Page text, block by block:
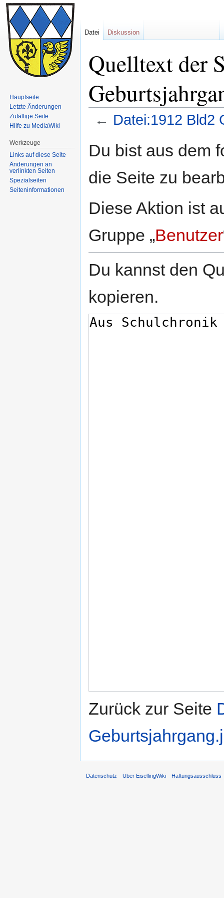
Quelltext der
← Datei:1912 Bld2
Navigation
Suche
Du bist aus dem
die Seite zu
Diese Aktion ist
Gruppe „Benutzer
Du kannst den
kopieren.
Zurück zur Seite
Datei Diskussion
Hauptseite
Letzte Änderungen
Zufällige Seite
Hilfe zu MediaWiki
Werkzeuge
Links auf diese Seite
Änderungen an
verlinkten Seiten
Spezialseiten
Seiten­informationen
Datenschutz Über EiselfingWiki Haftungsausschluss